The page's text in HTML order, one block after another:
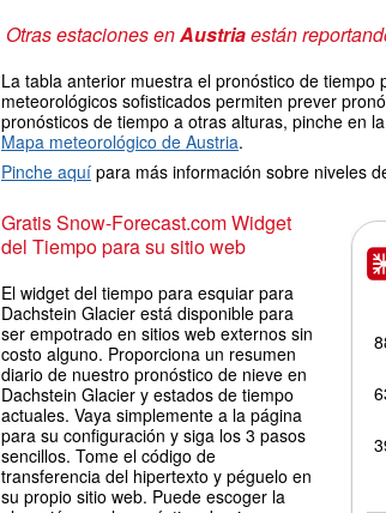
Otras estaciones enAustriaestán
La tabla anterior muestra el pronóstico de tiempo
meteorológicos sofisticados permiten prever
pronósticos de tiempo a otras alturas, pinche en
Mapa meteorológico de Austria.
Pinche aquí para más información sobre niveles
Gratis Snow-Forecast.com Widget
del Tiempo para su sitio web
El widget del tiempo para esquiar para
Dachstein Glacier está disponible para
ser empotrado en sitios web externos sin
costo alguno. Proporciona un resumen
diario de nuestro pronóstico de nieve en
Dachstein Glacier y estados de tiempo
actuales. Vaya simplemente a la página
para su configuración y siga los 3 pasos
sencillos. Tome el código de
transferencia del hipertexto y péguelo en
su propio sitio web. Puede escoger la